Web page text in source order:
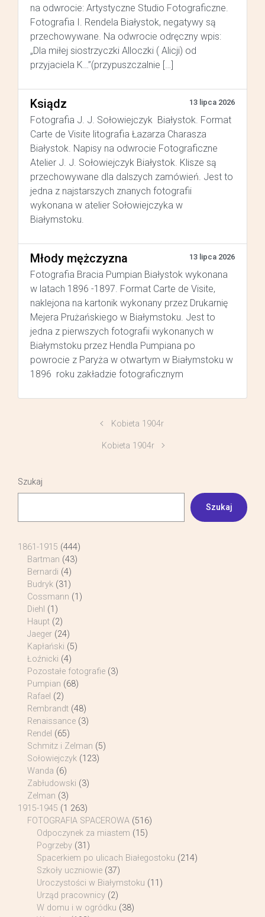
na odwrocie: Artystyczne Studio Fotograficzne.
Fotografia I. Rendela Białystok, negatywy są
przechowywane. Na odwrocie odręczny wpis:
„Dla miłej siostrzyczki Alloczki ( Alicji) od
przyjaciela K…”(przypuszczalnie […]
Ksiądz 13 lipca 2026
Fotografia J. J. Sołowiejczyk Białystok. Format
Carte de Visite litografia Łazarza Charasza
Białystok. Napisy na odwrocie Fotograficzne
Atelier J. J. Sołowiejczyk Białystok. Klisze są
przechowywane dla dalszych zamówień. Jest to
jedna z najstarszych znanych fotografii
wykonana w atelier Sołowiejczyka w
Białymstoku.
Młody mężczyzna 13 lipca 2026
Fotografia Bracia Pumpian Białystok wykonana
w latach 1896 -1897. Format Carte de Visite,
naklejona na kartonik wykonany przez Drukarnię
Mejera Prużańskiego w Białymstoku. Jest to
jedna z pierwszych fotografii wykonanych w
Białymstoku przez Hendla Pumpiana po
powrocie z Paryża w otwartym w Białymstoku w
1896 roku zakładzie fotograficznym
Kobieta 1904r
Kobieta 1904r
Szukaj
Szukaj
1861-1915 (444)
Bartman (43)
Bernardi (4)
Budryk (31)
Cossmann (1)
Diehl (1)
Haupt (2)
Jaeger (24)
Kapłański (5)
Łoźnicki (4)
Pozostałe fotografie (3)
Pumpian (68)
Rafael (2)
Rembrandt (48)
Renaissance (3)
Rendel (65)
Schmitz i Zelman (5)
Sołowiejczyk (123)
Wanda (6)
Zabłudowski (3)
Zelman (3)
1915-1945 (1 263)
FOTOGRAFIA SPACEROWA (516)
Odpoczynek za miastem (15)
Pogrzeby (31)
Spacerkiem po ulicach Białegostoku (214)
Szkoły uczniowie (37)
Uroczystości w Białymstoku (11)
Urząd pracownicy (2)
W domu i w ogródku (38)